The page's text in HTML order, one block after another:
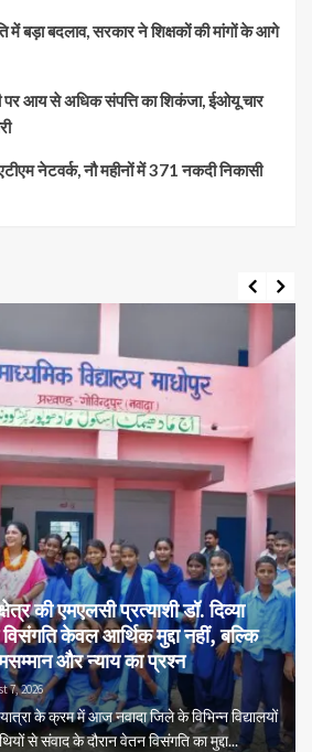
में बड़ा बदलाव, सरकार ने शिक्षकों की मांगों के आगे
पर आय से अधिक संपत्ति का शिकंजा, ईओयू चार
नेटवर्क, नौ महीनों में 371 नकदी निकासी
की एमएलसी प्रत्याशी डॉ. दिव्या
केवल आर्थिक मुद्दा नहीं, बल्कि
और न्याय का प्रश्न
7, 2026
के क्रम में आज नवादा जिले के विभिन्न विद्यालयों
से संवाद के दौरान वेतन विसंगति का मुद्दा...